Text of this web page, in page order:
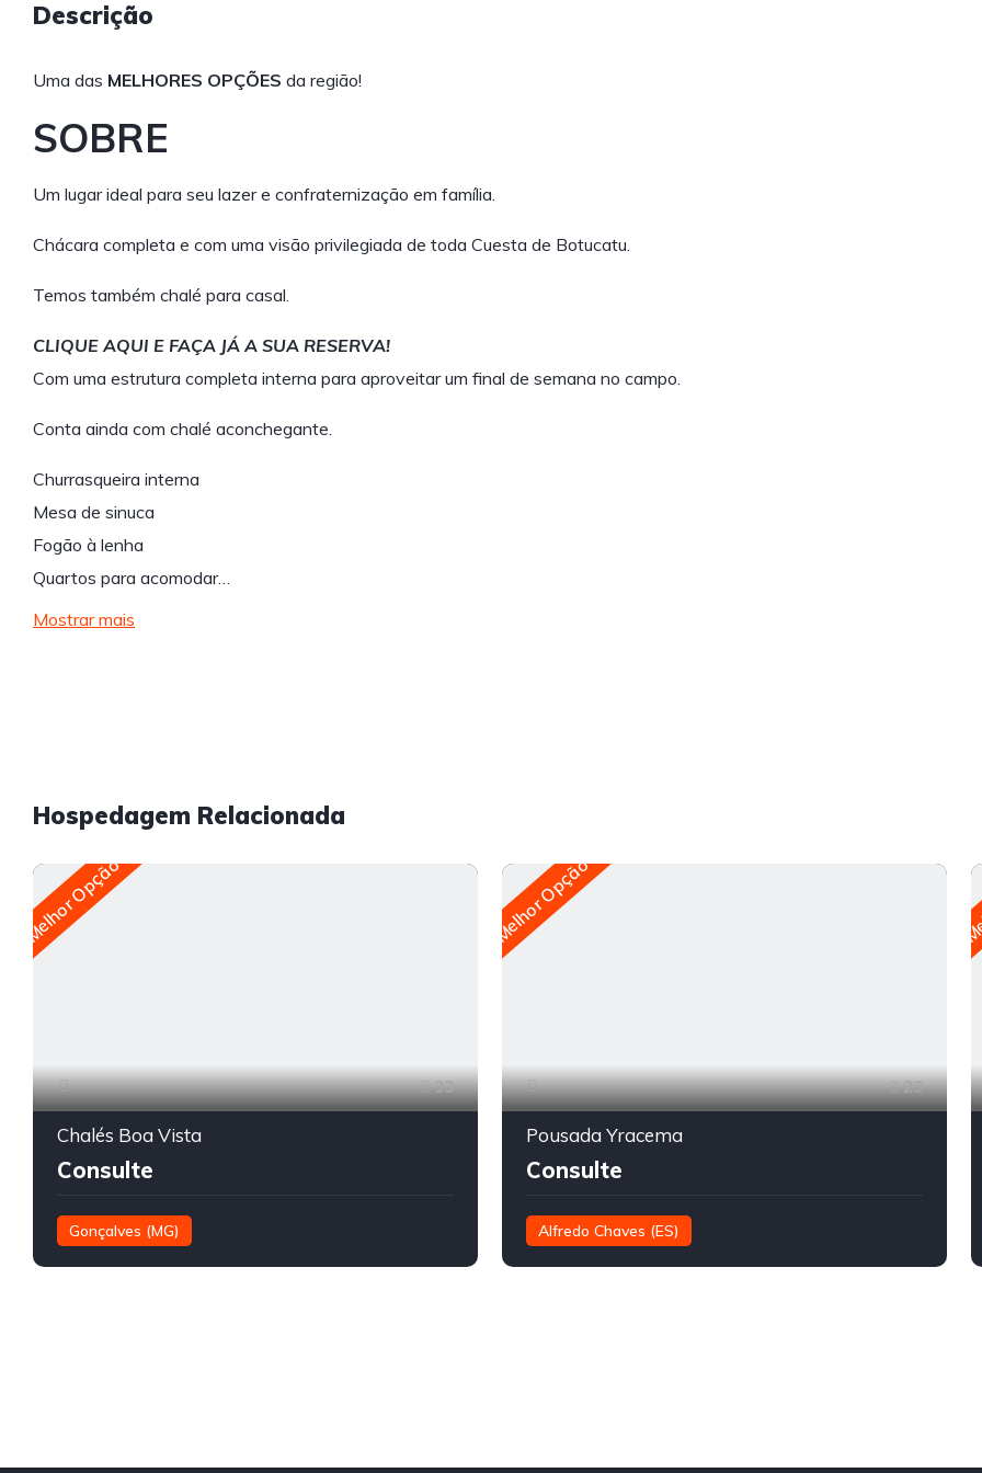
Descrição
Uma das MELHORES OPÇÕES da região!
SOBRE
Um lugar ideal para seu lazer e confraternização em família.
Chácara completa e com uma visão privilegiada de toda Cuesta de Botucatu.
Temos também chalé para casal.
CLIQUE AQUI E FAÇA JÁ A SUA RESERVA!
Com uma estrutura completa interna para aproveitar um final de semana no campo.
Conta ainda com chalé aconchegante.
Churrasqueira interna
Mesa de sinuca
Fogão à lenha
Quartos para acomodar…
Mostrar mais
Hospedagem Relacionada
Melhor Opção
33
Chalés Boa Vista
Consulte
Gonçalves (MG)
Melhor Opção
23
Pousada Yracema
Consulte
Alfredo Chaves (ES)